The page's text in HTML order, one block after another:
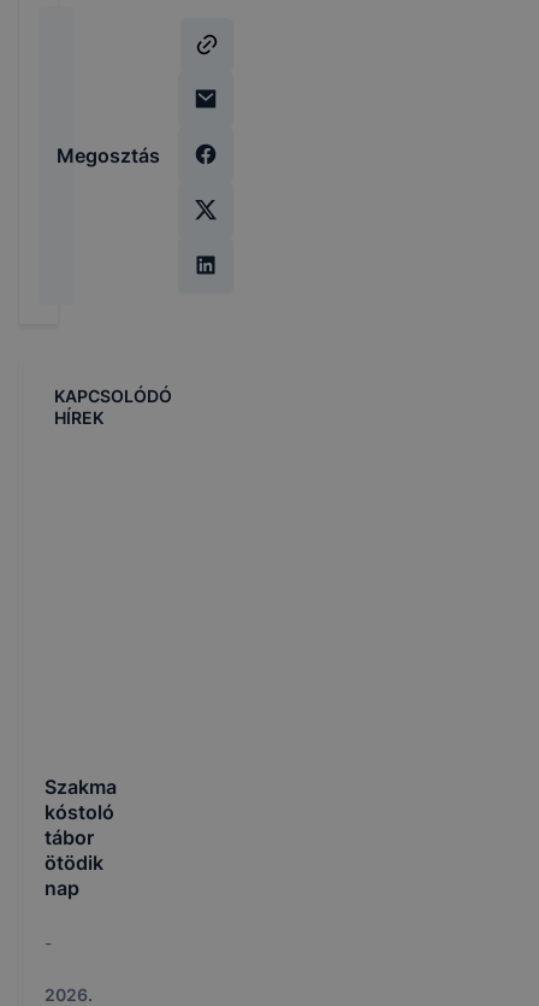
Megosztás
KAPCSOLÓDÓ
HÍREK
Szakma
kóstoló
tábor
ötödik
nap
-
2026.